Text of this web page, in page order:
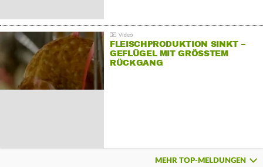
FLEISCHPRODUKTION SINKT –
GEFLÜGEL MIT GRÖSSTEM R
ÜCKGANG
MEHR TOP-MELDUNGEN